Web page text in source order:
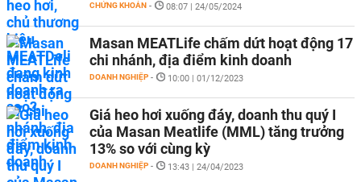
CHỨNG KHOÁN - 08:07 | 24/05/2024
Masan MEATLife chấm dứt hoạt động 17
chi nhánh, địa điểm kinh doanh
DOANH NGHIỆP - 10:00 | 01/12/2023
Giá heo hơi xuống đáy, doanh thu quý I
của Masan Meatlife (MML) tăng trưởng
13% so với cùng kỳ
DOANH NGHIỆP - 13:43 | 24/04/2023